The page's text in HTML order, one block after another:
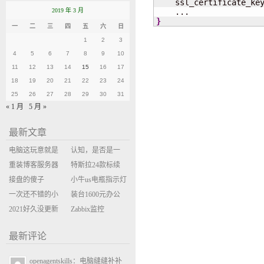
}
2019 年 3 月
一 二 三 四 五 六 日
1 2 3
4 5 6 7 8 9 10
11 12 13 14 15 16 17
18 19 20 21 22 23 24
25 26 27 28 29 30 31
« 1 月 5 月 »
最新文章
电脑这玩意就是
缝缝补补的事
认知，是否是一
座大山？当架构
决策变成配置清
单比价
重装博客服务器
环境
特斯拉24款标续
Model Y 2万公里
使用体验
接盘的傻子
小牛us电瓶指示灯
闪三次不上电
一次还不错的小
米售后体验
装台1600元办公
主机
2021好久没更新
Zabbix监控
最新评论
openagentskills：电脑缝缝补补